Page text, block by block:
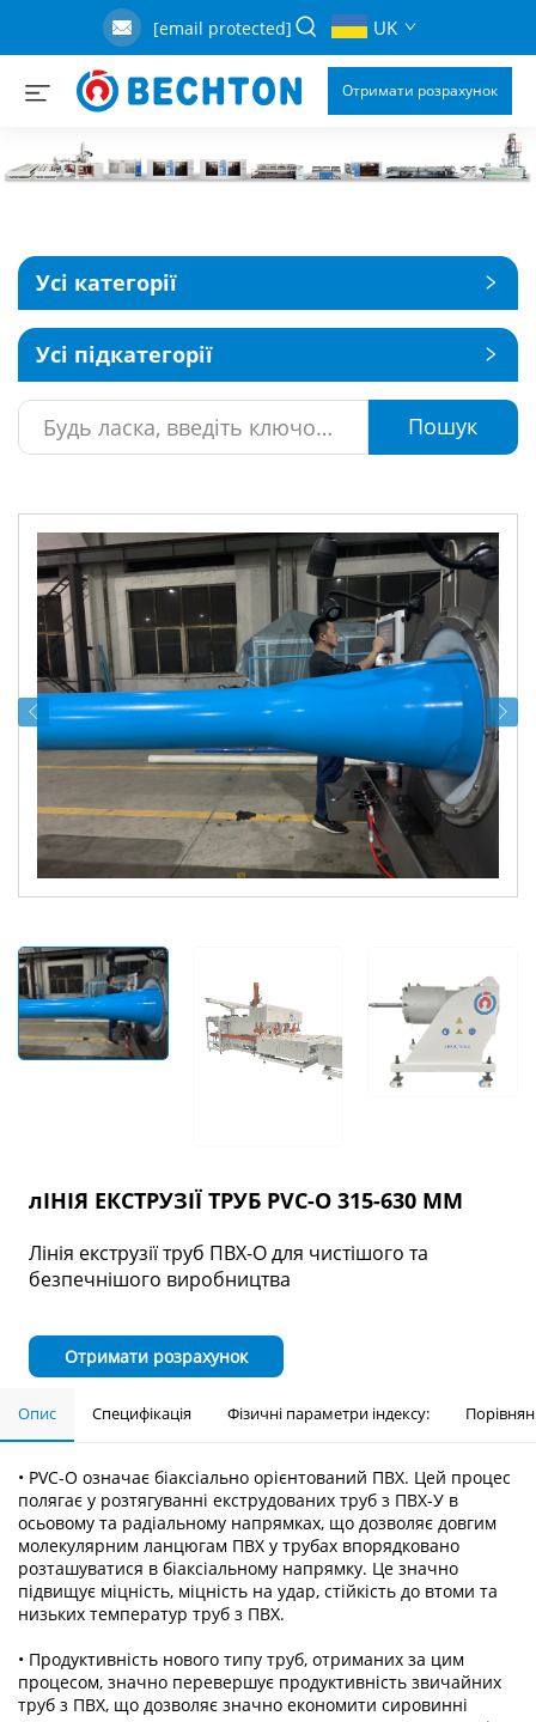
[email protected] UK
Отримати розрахунок
Усі категорії
Усі підкатегорії
Пошук
лІНІЯ ЕКСТРУЗІЇ ТРУБ PVC-O 315-630 ММ
Лінія екструзії труб ПВХ-О для чистішого та
безпечнішого виробництва
Отримати розрахунок
Опис Специфікація Фізичні параметри індексу:
• PVC-O означає біаксіально орієнтований ПВХ. Цей процес
полягає у розтягуванні екструдованих труб з ПВХ-У в
осьовому та радіальному напрямках, що дозволяє довгим
молекулярним ланцюгам ПВХ у трубах впорядковано
розташуватися в біаксіальному напрямку. Це значно
підвищує міцність, міцність на удар, стійкість до втоми та
низьких температур труб з ПВХ.
• Продуктивність нового типу труб, отриманих за цим
процесом, значно перевершує продуктивність звичайних
труб з ПВХ, що дозволяє значно економити сировинні